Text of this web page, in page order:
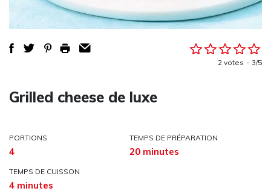
2 votes 3/5
Grilled cheese de luxe
PORTIONS
4
TEMPS DE PRÉPARATION
20 minutes
TEMPS DE CUISSON
4 minutes